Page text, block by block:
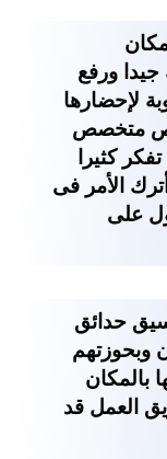
جيدا ورفع
لإحضارها
متخصص
كثيرا
الأمر فى
على
حدائق
وبحوزتهم
بالمكان
العمل قد